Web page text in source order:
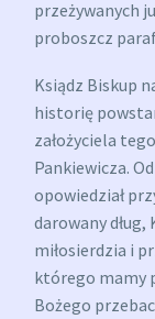
przeżywanych
proboszcz
Ksiądz Biskup
historię
założyciela
Pankiewicza.
opowiedział
darowany
miłosierdzia i
którego mamy
Bożego